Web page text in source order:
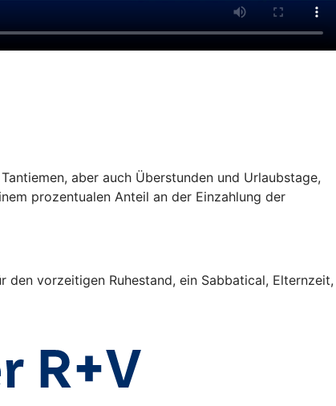
aber auch Überstunden und Urlaubstage,
prozentualen Anteil an der Einzahlung der
vorzeitigen Ruhestand, ein Sabbatical, Elternzeit,